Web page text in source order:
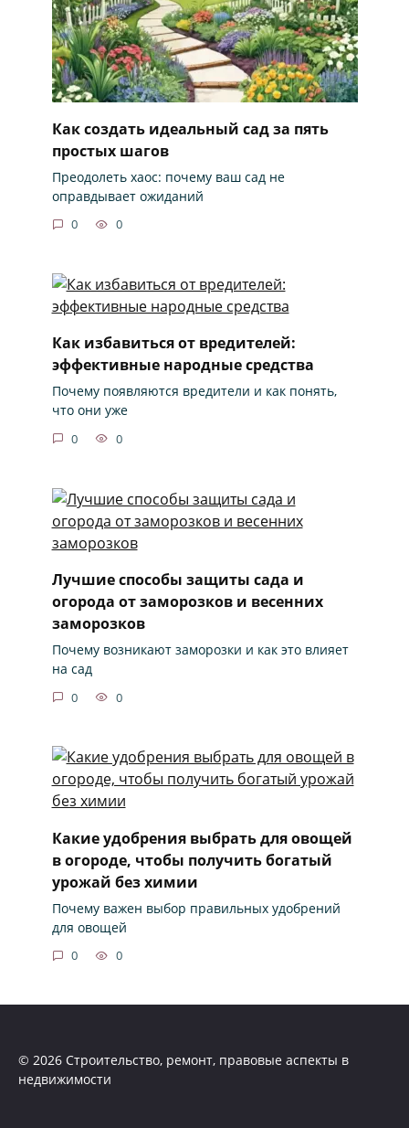
Как создать идеальный сад за пять
простых шагов
Преодолеть хаос: почему ваш сад не
оправдывает ожиданий
0 0
Как избавиться от вредителей:
эффективные народные средства
Почему появляются вредители и как понять,
что они уже
0 0
Лучшие способы защиты сада и
огорода от заморозков и весенних
заморозков
Почему возникают заморозки и как это влияет
на сад
0 0
Какие удобрения выбрать для овощей
в огороде, чтобы получить богатый
урожай без химии
Почему важен выбор правильных удобрений
для овощей
0 0
© 2026 Строительство, ремонт, правовые аспекты в
недвижимости